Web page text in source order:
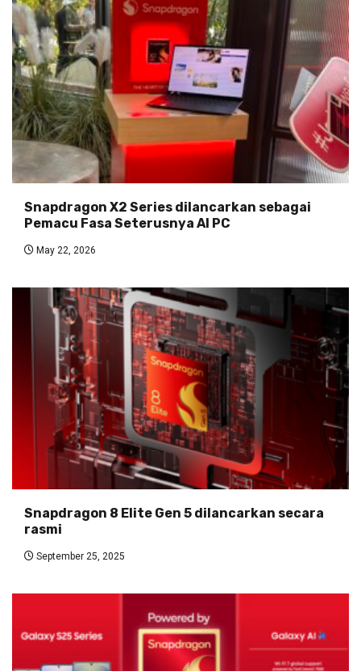
Snapdragon X2 Series dilancarkan sebagai
Pemacu Fasa Seterusnya AI PC
May 22, 2026
Snapdragon 8 Elite Gen 5 dilancarkan secara
rasmi
September 25, 2025